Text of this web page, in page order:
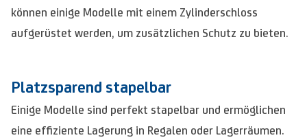
können einige Modelle mit einem Zylinderschloss
aufgerüstet werden, um zusätzlichen Schutz zu bieten.
Platzsparend stapelbar
Einige Modelle sind perfekt stapelbar und ermöglichen
eine effiziente Lagerung in Regalen oder Lagerräumen.